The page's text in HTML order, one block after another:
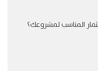
المناسب لمشروعك؟